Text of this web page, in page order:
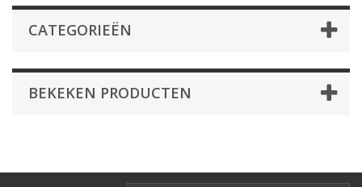
CATEGORIEËN
BEKEKEN PRODUCTEN